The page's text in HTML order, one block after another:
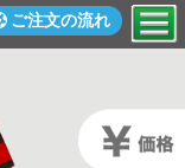
ご注文の流れ